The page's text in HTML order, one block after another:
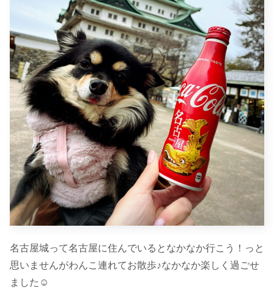
名古屋城って名古屋に住んでいるとなかなか行こう！っと
思いませんがわんこ連れてお散歩♪なかなか楽しく過ごせ
ました☺️